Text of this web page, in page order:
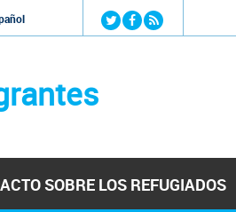
Jump to navigation
SOBRE LOS REFUGIADOS